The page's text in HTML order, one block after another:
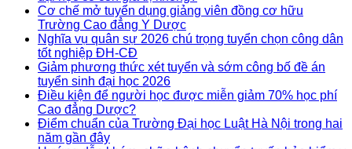
Cơ chế mở tuyển dụng giảng viên đồng cơ hữu
Trường Cao đẳng Y Dược
Nghĩa vụ quân sự 2026 chú trọng tuyển chọn công dân
tốt nghiệp ĐH-CĐ
Giảm phương thức xét tuyển và sớm công bố đề án
tuyển sinh đại học 2026
Điều kiện để người học được miễn giảm 70% học phí
Cao đẳng Dược?
Điểm chuẩn của Trường Đại học Luật Hà Nội trong hai
năm gần đây